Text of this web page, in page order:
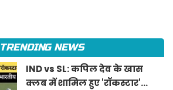
TRENDING NEWS
IND vs SL: कपिल देव के खास
क्लब में शामिल हुए 'रॉकस्टार'